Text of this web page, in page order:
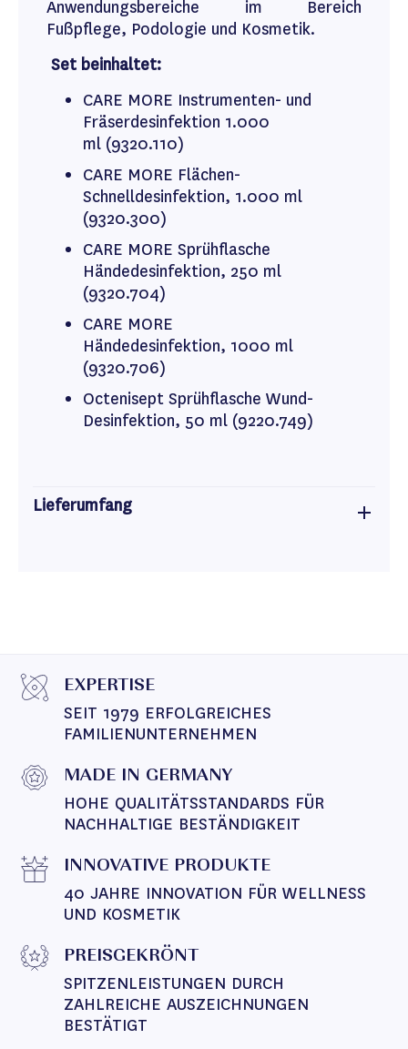
Anwendungsbereiche im Bereich
Fußpflege, Podologie und Kosmetik.
Set beinhaltet:
CARE MORE Instrumenten- und
Fräserdesinfektion 1.000
ml (9320.110)
CARE MORE Flächen-
Schnelldesinfektion, 1.000 ml
(9320.300)
CARE MORE Sprühflasche
Händedesinfektion, 250 ml
(9320.704)
CARE MORE
Händedesinfektion, 1000 ml
(9320.706)
Octenisept Sprühflasche Wund-
Desinfektion, 50 ml (9220.749)
Lieferumfang
EXPERTISE
SEIT 1979 ERFOLGREICHES
FAMILIENUNTERNEHMEN
MADE IN GERMANY
HOHE QUALITÄTSSTANDARDS FÜR
NACHHALTIGE BESTÄNDIGKEIT
INNOVATIVE PRODUKTE
40 JAHRE INNOVATION FÜR WELLNESS
UND KOSMETIK
PREISGEKRÖNT
SPITZENLEISTUNGEN DURCH
ZAHLREICHE AUSZEICHNUNGEN
BESTÄTIGT